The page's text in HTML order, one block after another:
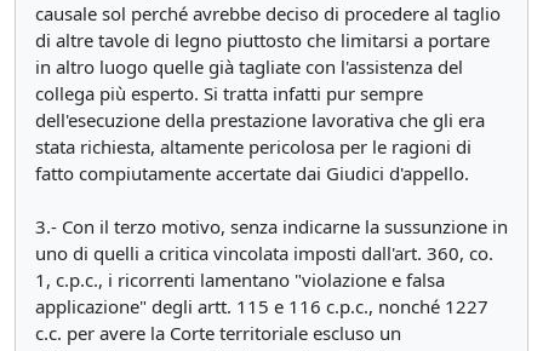
causale sol perché avrebbe deciso di procedere al taglio
di altre tavole di legno piuttosto che limitarsi a portare
in altro luogo quelle già tagliate con l'assistenza del
collega più esperto. Si tratta infatti pur sempre
dell'esecuzione della prestazione lavorativa che gli era
stata richiesta, altamente pericolosa per le ragioni di
fatto compiutamente accertate dai Giudici d'appello.
3.- Con il terzo motivo, senza indicarne la sussunzione in
uno di quelli a critica vincolata imposti dall'art. 360, co.
1, c.p.c., i ricorrenti lamentano "violazione e falsa
applicazione" degli artt. 115 e 116 c.p.c., nonché 1227
c.c. per avere la Corte territoriale escluso un